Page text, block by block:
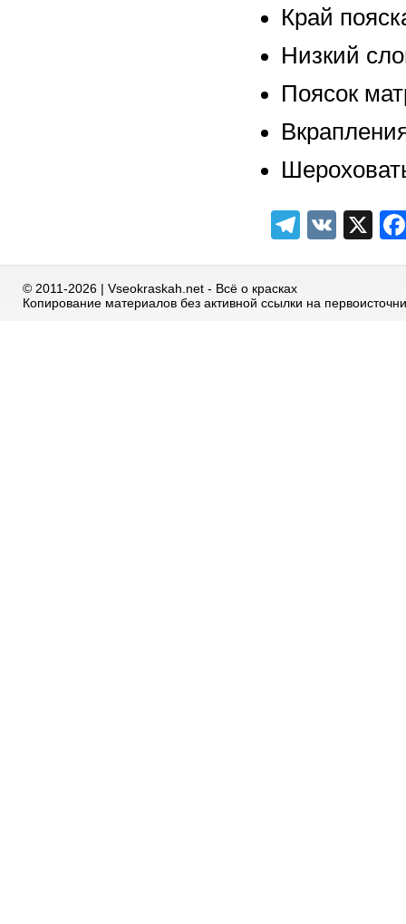
Край
Низкий
Поясок
VK X
© 2011-2026 | Vseokraskah.net - Всё о красках
Копирование материалов без активной ссылки на